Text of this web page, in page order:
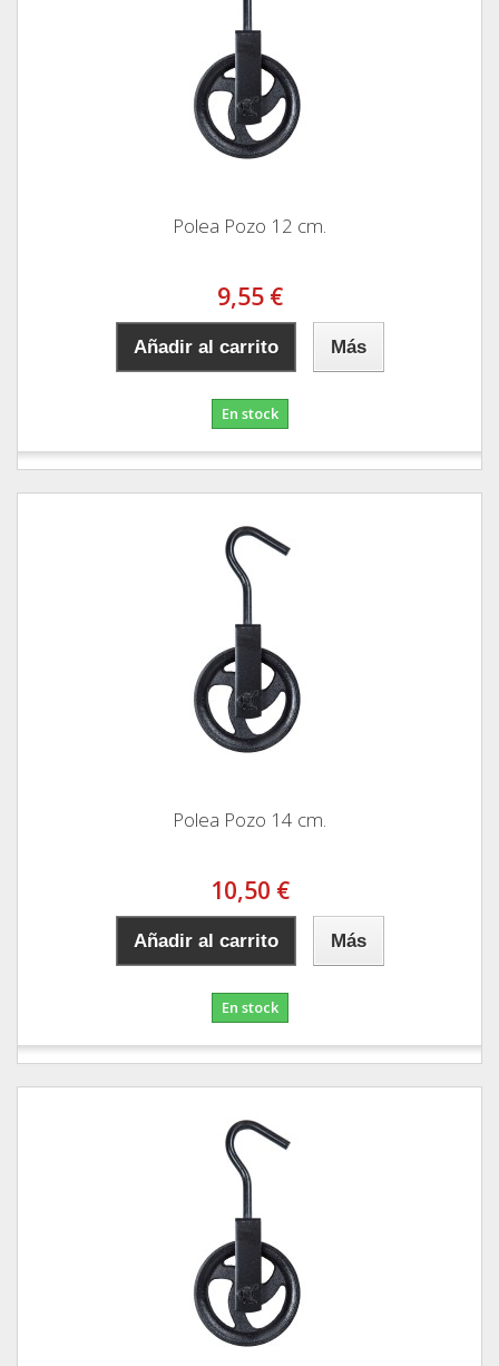
Polea Pozo 12 cm.
9,55 €
Añadir al carrito Más
En stock
Polea Pozo 14 cm.
10,50 €
Añadir al carrito Más
En stock